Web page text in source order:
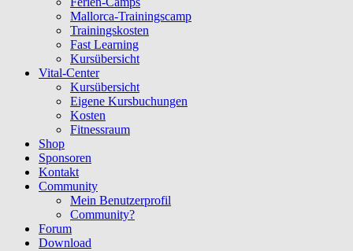
Mallorca-Trainingscamp
Trainingskosten
Fast Learning
Kursübersicht
Vital-Center
Kursübersicht
Eigene Kursbuchungen
Kosten
Fitnessraum
Shop
Sponsoren
Kontakt
Community
Mein Benutzerprofil
Community?
Forum
Download